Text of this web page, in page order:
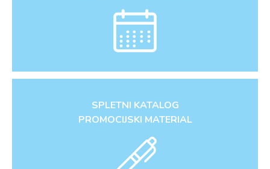
SPLETNI KATALOG
PROMOCIJSKI MATERIAL